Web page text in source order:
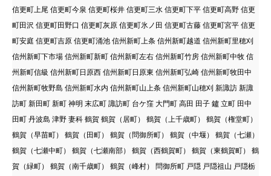
信更町上尾 信更町今泉 信更町桜井 信更町三水 信更町下平 信更町高野 信更
町田沢 信更町田野口 信更町灰原 信更町氷ノ田 信更町古藤 信更町宮平 信更
町安庭 信更町吉原 信更町涌池 信州新町上条 信州新町越道 信州新町里穂刈
信州新町下市場 信州新町新町 信州新町左右 信州新町竹房 信州新町中牧 信
州新町信級 信州新町日原西 信州新町日原東 信州新町弘崎 信州新町牧田中
信州新町牧野島 信州新町水内 信州新町山上条 信州新町山穂刈 新諏訪 新諏
訪町 新田町 新町 神明 末広町 諏訪町 台ケ窪 大門町 高田 田子 鑪 立町 田中
田町 丹波島 津野 妻科 鶴賀 鶴賀（居町） 鶴賀（上千歳町） 鶴賀（権堂町）
鶴賀（早苗町） 鶴賀（田町） 鶴賀（問御所町） 鶴賀（中堰） 鶴賀（七瀬）
鶴賀（七瀬中町） 鶴賀（七瀬南部） 鶴賀（西鶴賀町） 鶴賀（東鶴賀町） 鶴
賀（緑町） 鶴賀（南千歳町） 鶴賀（峰村） 問御所町 戸隠 戸隠祖山 戸隠栃